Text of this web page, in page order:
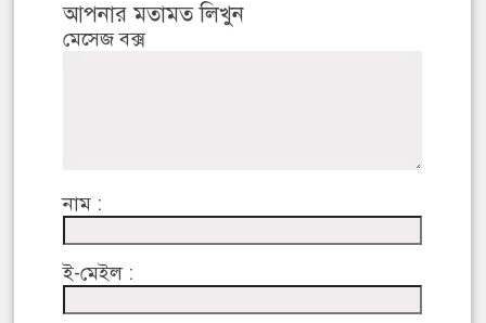
আপনার মতামত লিখুন
মেসেজ বক্স
নাম :
ই-মেইল :